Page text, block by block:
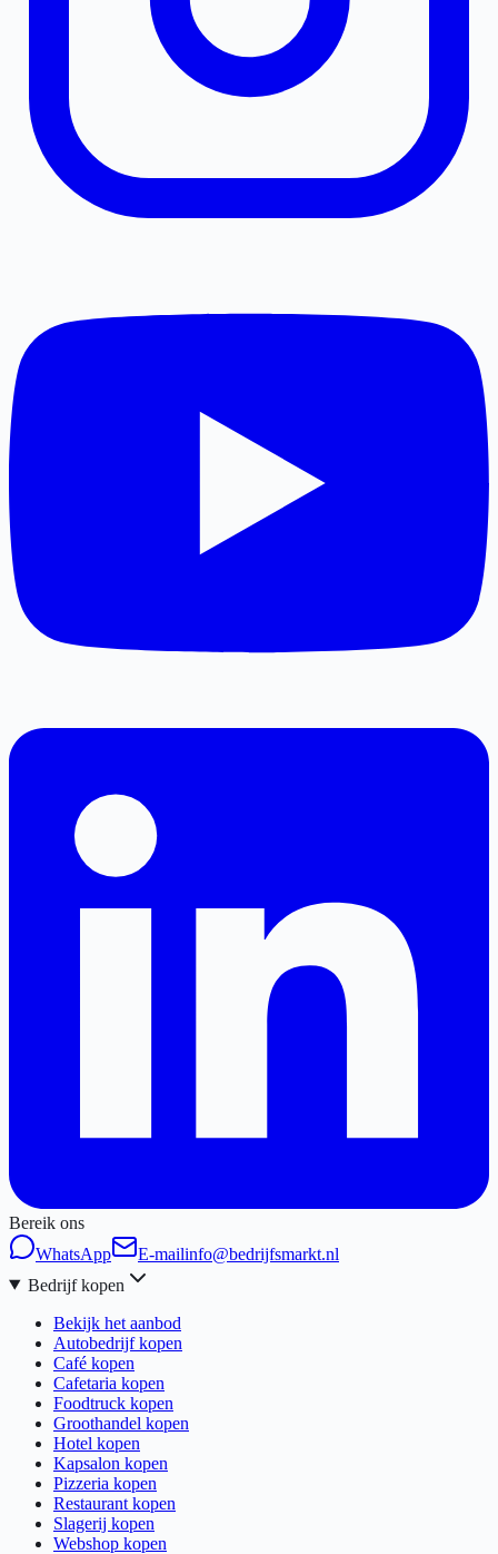
Bereik ons
WhatsApp
E-mailinfo@bedrijfsmarkt.nl
Bedrijf kopen
Bekijk het aanbod
Autobedrijf kopen
Café kopen
Cafetaria kopen
Foodtruck kopen
Groothandel kopen
Hotel kopen
Kapsalon kopen
Pizzeria kopen
Restaurant kopen
Slagerij kopen
Webshop kopen